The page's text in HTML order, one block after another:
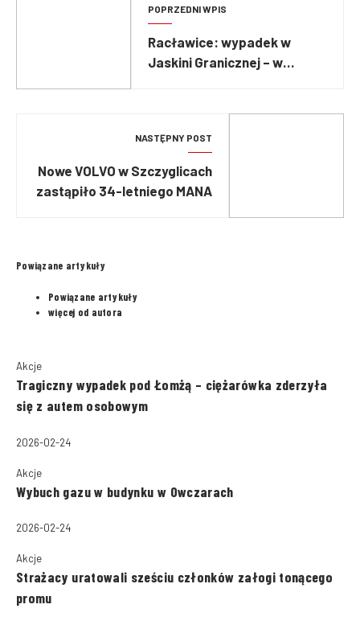
POPRZEDNI WPIS
Racławice: wypadek w
Jaskini Granicznej – w
NASTĘPNY POST
Nowe VOLVO w Szczyglicach
zastąpiło 34-letniego MANA
Powiązane artykuły
Powiązane artykuły
więcej od autora
Akcje
Tragiczny wypadek pod Łomżą – ciężarówka zderzyła
się z autem osobowym
2026-02-24
Akcje
Wybuch gazu w budynku w Owczarach
2026-02-24
Akcje
Strażacy uratowali sześciu członków załogi tonącego
promu